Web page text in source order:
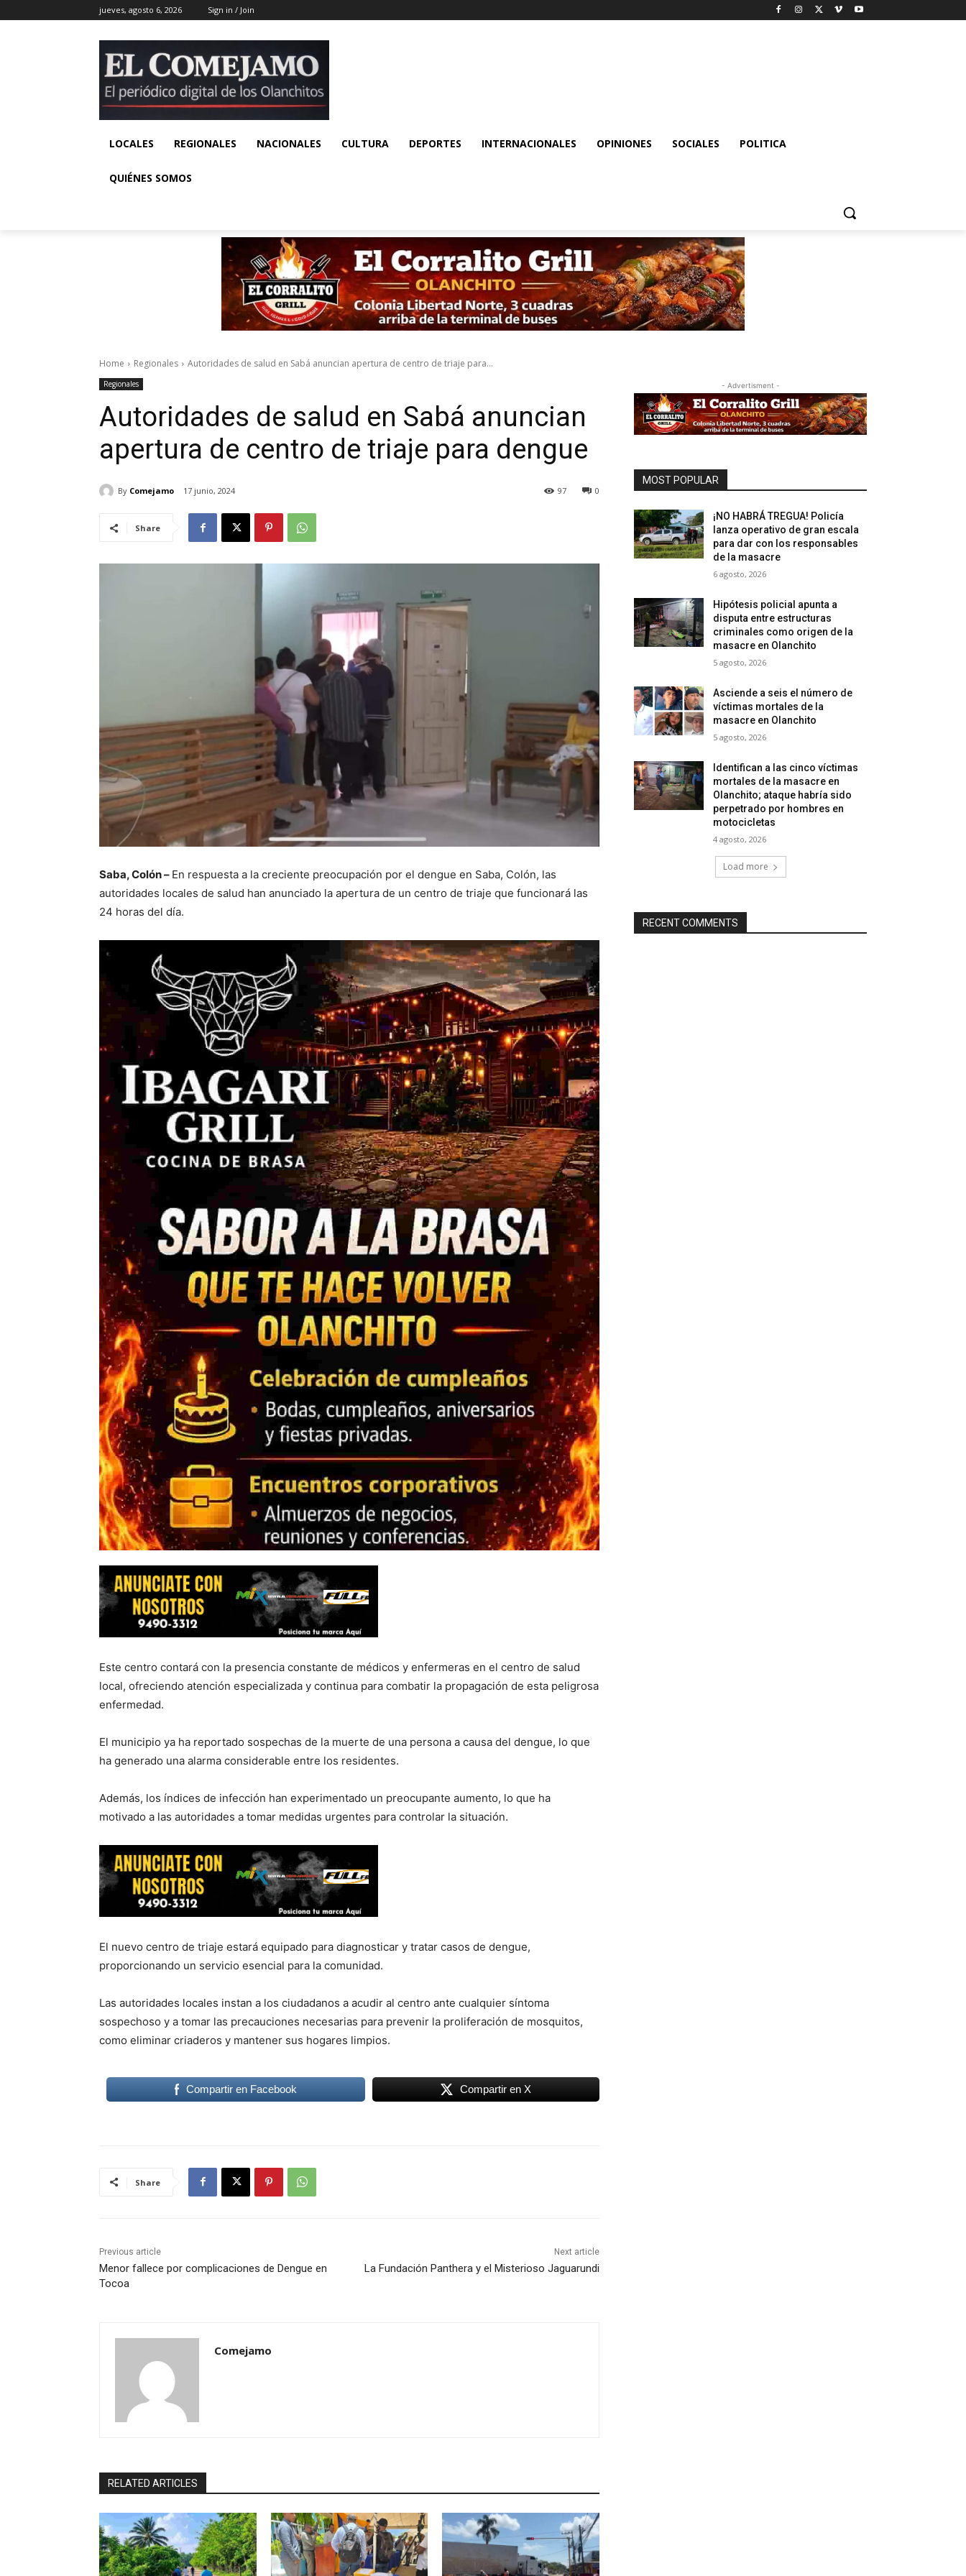
jueves, agosto 6, 2026 Sign in / Join
LOCALES REGIONALES NACIONALES CULTURA DEPORTES INTERNACIONALES OPINIONES SOCIALES POLITICA
QUIÉNES SOMOS
Home Regionales Autoridades de salud en Sabá anuncian apertura de centro de triaje para...
Regionales
Autoridades de salud en Sabá anuncian
apertura de centro de triaje para dengue
By Comejamo 17 junio, 2024 0
97
Share
Saba, Colón – En respuesta a la creciente preocupación por el dengue en Saba, Colón, las
autoridades locales de salud han anunciado la apertura de un centro de triaje que funcionará las
24 horas del día.
Este centro contará con la presencia constante de médicos y enfermeras en el centro de salud
local, ofreciendo atención especializada y continua para combatir la propagación de esta peligrosa
enfermedad.
El municipio ya ha reportado sospechas de la muerte de una persona a causa del dengue, lo que
ha generado una alarma considerable entre los residentes.
Además, los índices de infección han experimentado un preocupante aumento, lo que ha
motivado a las autoridades a tomar medidas urgentes para controlar la situación.
El nuevo centro de triaje estará equipado para diagnosticar y tratar casos de dengue,
proporcionando un servicio esencial para la comunidad.
Las autoridades locales instan a los ciudadanos a acudir al centro ante cualquier síntoma
sospechoso y a tomar las precauciones necesarias para prevenir la proliferación de mosquitos,
como eliminar criaderos y mantener sus hogares limpios.
Compartir en Facebook Compartir en X
Share
Previous article
Menor fallece por complicaciones de Dengue en
Tocoa
Next article
La Fundación Panthera y el Misterioso Jaguarundi
Comejamo
RELATED ARTICLES
- Advertisment -
MOST POPULAR
¡NO HABRÁ TREGUA! Policía
lanza operativo de gran escala
para dar con los responsables
de la masacre
6 agosto, 2026
Hipótesis policial apunta a
disputa entre estructuras
criminales como origen de la
masacre en Olanchito
5 agosto, 2026
Asciende a seis el número de
víctimas mortales de la
masacre en Olanchito
5 agosto, 2026
Identifican a las cinco víctimas
mortales de la masacre en
Olanchito; ataque habría sido
perpetrado por hombres en
motocicletas
4 agosto, 2026
Load more
RECENT COMMENTS